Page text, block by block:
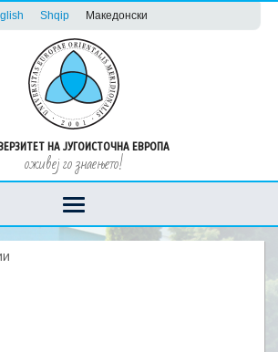
Shqip Македонски
НА ЈУГОИСТОЧНА ЕВРОПА
оживеј го знаењето!